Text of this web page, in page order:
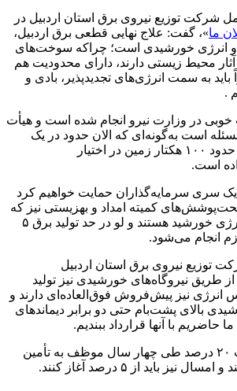
شرکت توزیع نیروی برق استان اردبیل در
ما»، گفت: علاج نهایی قطعی برق اردبیل،
و انرژی خورشیدی است؛ چراکه سوخت‌های
آثار محیط زیستی دارند، دارای محدودیت هم
باید به سمت انرژی‌های تجدیدپذیر، بادی و
.
خوبی در وزارت نیرو انجام شده است و هیأت
مسئله است به‌گونه‌ای که الان حدود در یک
منطقه ویژه اقتصادی حدود ۱۰۰ هکتار زمین در اختیار
است.
سری سرمایه‌گذاران حمایت خواهیم کرد
کمیته امداد و بهزیستی نیز که
فعال در بخش تولید انرژی خورشید هستند و لو در حد تولید برق ۵
انجام می‌شود.
توزیع نیروی برق استان اردبیل
طریق نیروگاه‌های خورشیدی نیز تولید
انرژی نیز پیش‌فروش فوق‌العاده‌ای دارند و
بالای پشت‌بام حتی دو برابر دیماندهای
حاضریم با آنها قرارداد ببندیم.
وی اضافه کرد: ادارات ۲۰ درصد طی چهار سال موظف به تأمین
باید از ۵ درصد آغاز کنند.